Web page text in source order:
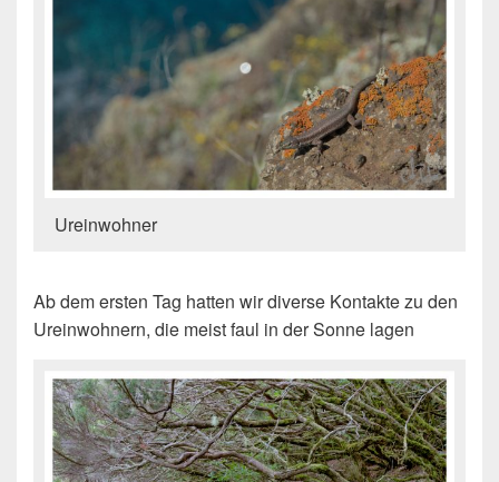
Ureinwohner
Ab dem ersten Tag hatten wir diverse Kontakte zu den
Ureinwohnern, die meist faul in der Sonne lagen